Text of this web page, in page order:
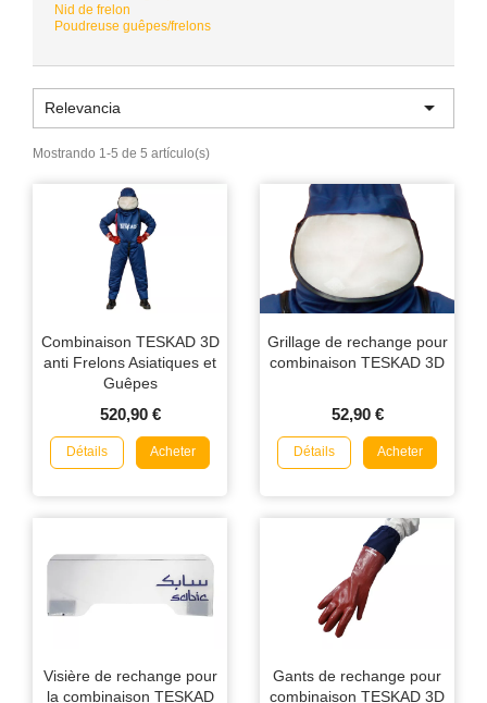
Nid de frelon
Poudreuse guêpes/frelons
Relevancia 
Mostrando 1-5 de 5 artículo(s)
Combinaison TESKAD 3D
anti Frelons Asiatiques et
Guêpes
520,90 €
Détails Acheter
Grillage de rechange pour
combinaison TESKAD 3D
52,90 €
Détails Acheter
Visière de rechange pour
la combinaison TESKAD
Gants de rechange pour
combinaison TESKAD 3D